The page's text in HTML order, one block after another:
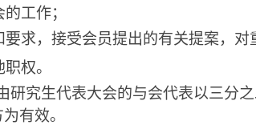
工作；
要求，接受会员提出的有关提案，对
权。
研究生代表大会的与会代表以三分
有效。